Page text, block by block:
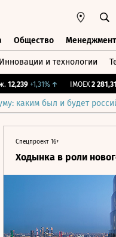
Общество Менеджмент
Инновации и технологии
+1,31%↑ IMOEX 2 281,31 -
каким был и будет
Спецпроект 16+
Ходынка в роли